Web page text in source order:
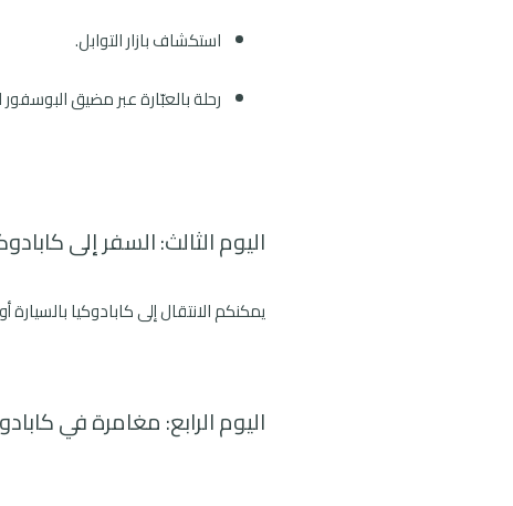
استكشاف بازار التوابل.
رحلة بالعبّارة عبر مضيق
اليوم الثالث: السفر إلى
يمكنكم الانتقال إلى كابادوكيا
اليوم الرابع: مغامرة في